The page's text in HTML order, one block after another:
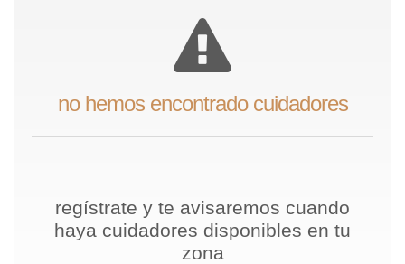
no hemos encontrado cuidadores
regístrate y te avisaremos cuando
haya cuidadores disponibles en tu
zona